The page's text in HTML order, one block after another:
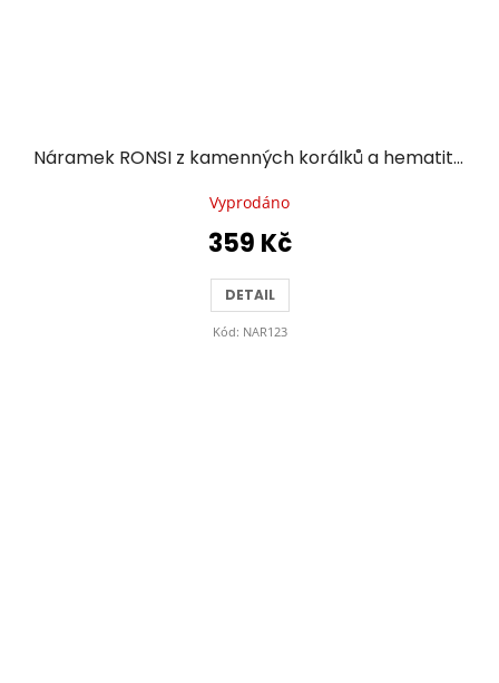
Náramek RONSI z kamenných korálků a hematitu se zlacenou chirurgickou ocelí - smaragdově zelený
Vyprodáno
359 Kč
DETAIL
Kód: NAR123